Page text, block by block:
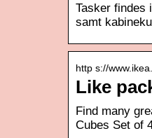
Tasker findes
samt
http s://
Like
Find many
Cubes Set of